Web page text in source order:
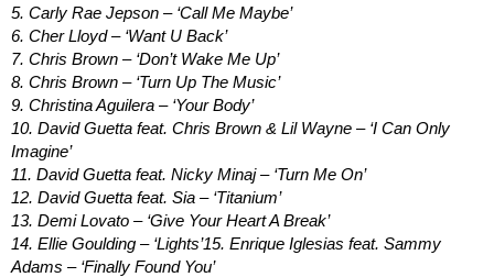
5. Carly Rae Jepson – ‘Call Me Maybe’
6. Cher Lloyd – ‘Want U Back’
7. Chris Brown – ‘Don’t Wake Me Up’
8. Chris Brown – ‘Turn Up The Music’
9. Christina Aguilera – ‘Your Body’
10. David Guetta feat. Chris Brown & Lil Wayne – ‘I Can Only
Imagine’
11. David Guetta feat. Nicky Minaj – ‘Turn Me On’
12. David Guetta feat. Sia – ‘Titanium’
13. Demi Lovato – ‘Give Your Heart A Break’
14. Ellie Goulding – ‘Lights’15. Enrique Iglesias feat. Sammy
Adams – ‘Finally Found You’